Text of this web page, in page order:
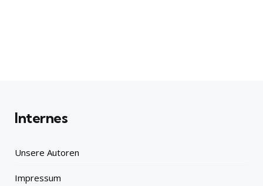
Internes
Unsere Autoren
Impressum